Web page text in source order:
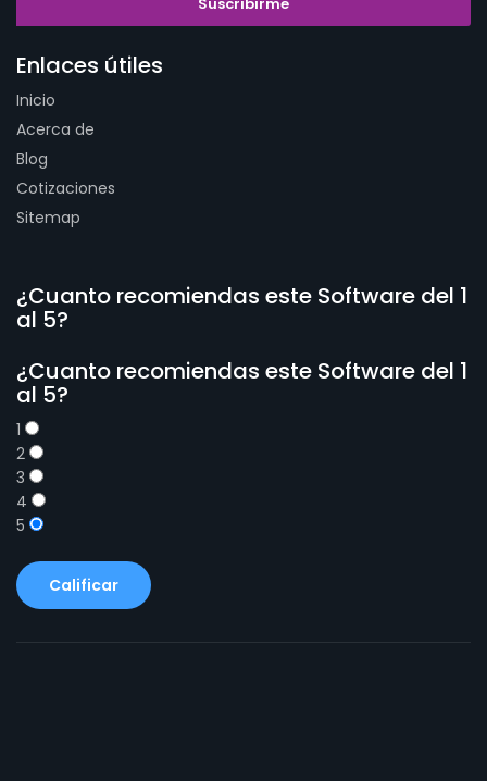
Enlaces útiles
Inicio
Acerca de
Blog
Cotizaciones
Sitemap
¿Cuanto recomiendas este Software del 1
al 5?
¿Cuanto recomiendas este Software del 1
al 5?
1
2
3
4
5
Calificar